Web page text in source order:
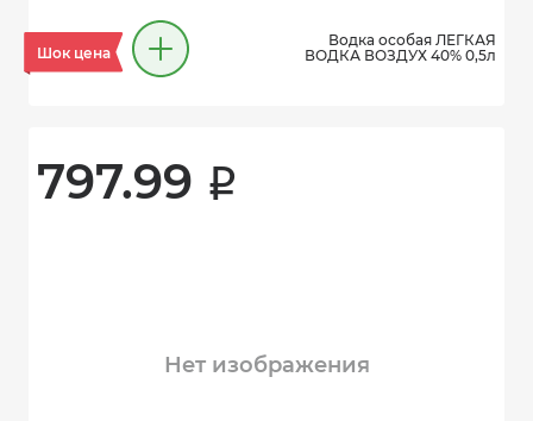
Шок цена
Водка особая ЛЕГКАЯ
ВОДКА ВОЗДУХ 40% 0,5л
797.99 i
Нет изображения